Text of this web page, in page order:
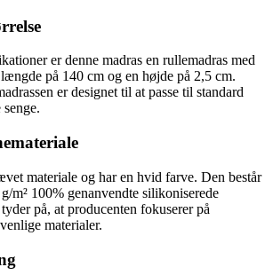
er denne madras en rullemadras med
på 140 cm og en højde på 2,5 cm.
er designet til at passe til standard
materiale og har en hvid farve. Den består
m² 100% genanvendte silikoniserede
på, at producenten fokuserer på
materialer.